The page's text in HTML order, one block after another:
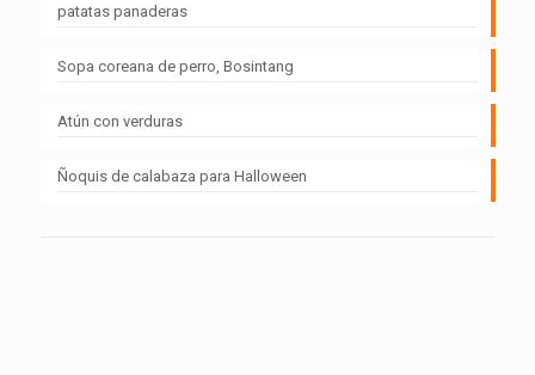
patatas panaderas
Sopa coreana de perro, Bosintang
Atún con verduras
Ñoquis de calabaza para Halloween